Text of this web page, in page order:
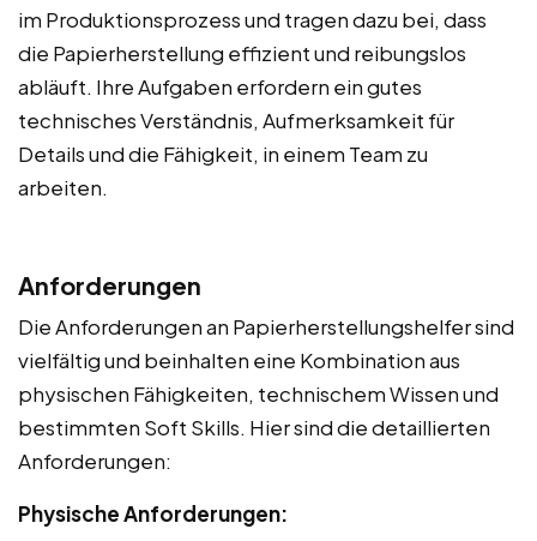
im Produktionsprozess und tragen dazu bei, dass
die Papierherstellung effizient und reibungslos
abläuft. Ihre Aufgaben erfordern ein gutes
technisches Verständnis, Aufmerksamkeit für
Details und die Fähigkeit, in einem Team zu
arbeiten.
Anforderungen
Die Anforderungen an Papierherstellungshelfer sind
vielfältig und beinhalten eine Kombination aus
physischen Fähigkeiten, technischem Wissen und
bestimmten Soft Skills. Hier sind die detaillierten
Anforderungen:
Physische Anforderungen: